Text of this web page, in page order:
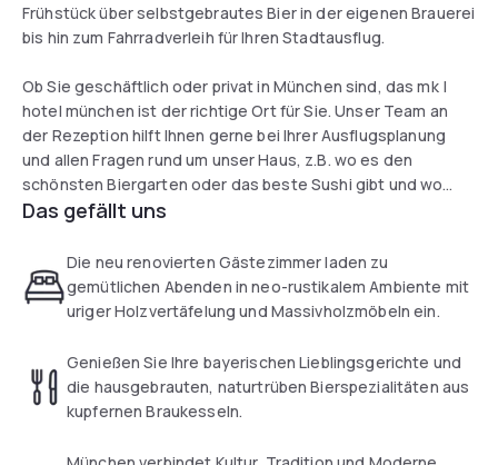
Frühstück über selbstgebrautes Bier in der eigenen Brauerei
bis hin zum Fahrradverleih für Ihren Stadtausflug.
Ob Sie geschäftlich oder privat in München sind, das mk |
hotel münchen ist der richtige Ort für Sie. Unser Team an
der Rezeption hilft Ihnen gerne bei Ihrer Ausflugsplanung
und allen Fragen rund um unser Haus, z.B. wo es den
schönsten Biergarten oder das beste Sushi gibt und wo
Mann und Frau am besten shoppen gehen können.
Das gefällt uns
Die neu renovierten Gästezimmer laden zu
gemütlichen Abenden in neo-rustikalem Ambiente mit
uriger Holzvertäfelung und Massivholzmöbeln ein.
Genießen Sie Ihre bayerischen Lieblingsgerichte und
die hausgebrauten, naturtrüben Bierspezialitäten aus
kupfernen Braukesseln.